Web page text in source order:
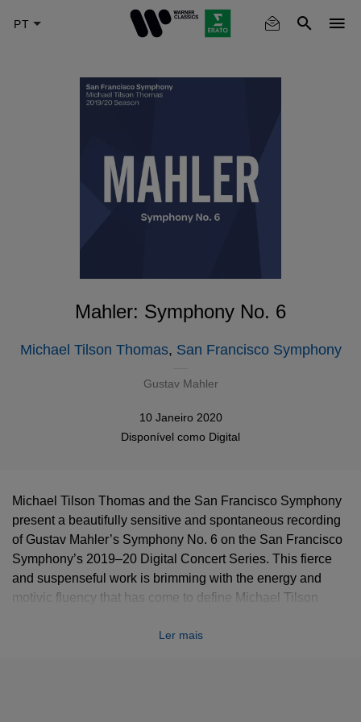
Mahler: Symphony No. 6
Michael Tilson Thomas, San Francisco Symphony
Gustav Mahler
10 Janeiro 2020
Disponível como Digital
Michael Tilson Thomas and the San Francisco Symphony
present a beautifully sensitive and spontaneous recording
of Gustav Mahler’s Symphony No. 6 on the San Francisco
Symphony’s 2019–20 Digital Concert Series. This fierce
and suspenseful work is brimming with the energy and
motivic fluency that has come to define Michael Tilson
Ler mais